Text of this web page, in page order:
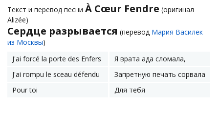
Текст и перевод песни À Cœur Fendre (оригинал
Alizée)
Сердце разрывается (перевод Мария Василек
из Москвы)
J'ai forcé la porte des Enfers
Я врата ада сломала,
J'ai rompu le sceau défendu
Запретную печать сорвала
Pour toi
Для тебя